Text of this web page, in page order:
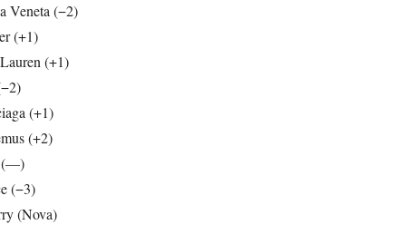
Veneta (−2)
(+1)
(+1)
(+1)
(+2)
(—)
(−3)
(Nova)